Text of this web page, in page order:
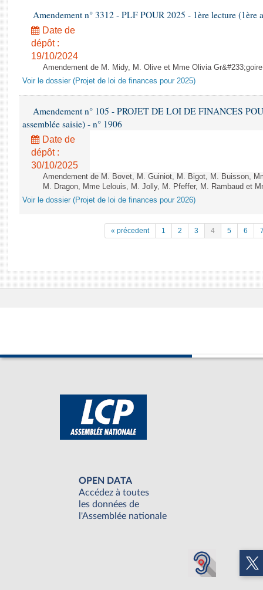
Amendement n° 3312 - PLF POUR 2025 - 1ère lecture (1ère
Date de
dépôt :
19/10/2024
Amendement de M. Midy, M. Olive et Mme Olivia
Voir le dossier (Projet de loi de finances pour 2025)
Amendement n° 105 - PROJET DE LOI DE FINANCES
assemblée saisie) - n° 1906
Date de
dépôt :
30/10/2025
Amendement de M. Bovet, M. Guiniot, M. Bigot, M. Buisson,
M. Dragon, Mme Lelouis, M. Jolly, M. Pfeffer, M. Rambaud et
Voir le dossier (Projet de loi de finances pour 2026)
« précedent 1 2 3 4 5 6
OPEN DATA
Accédez à toutes
les données de
l'Assemblée nationale